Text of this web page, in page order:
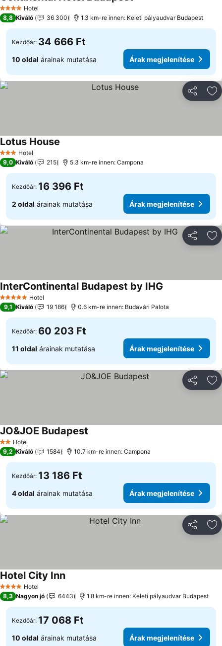
4 KategóriaHotel
8,8 Kiváló 36 300 1.3 km-re innen: Keleti pályaudvar Budapest
Kezdőár: 34 666 Ft
10 oldal árainak mutatása Árak megjelenítése
3 Kategória
Hotel
Lotus House
9,0 Kiváló 215 5.3 km-re innen: Campona
Kezdőár: 16 396 Ft
2 oldal árainak mutatása Árak megjelenítése
5 KategóriaHotel
InterContinental Budapest by IHG
9,1 Kiváló 19 186 0.6 km-re innen: Budavári Palota
Kezdőár: 60 203 Ft
11 oldal árainak mutatása Árak megjelenítése
2 Kategória
Hotel
JO&JOE Budapest
9,2 Kiváló 1584 10.7 km-re innen: Campona
Kezdőár: 13 186 Ft
4 oldal árainak mutatása Árak megjelenítése
4 KategóriaHotel
Hotel City InnÁrak megjelenítése
8,3 Nagyon jó 6443 1.8 km-re innen: Keleti pályaudvar Budapest
Kezdőár: 17 068 Ft
10 oldal árainak mutatása Árak megjelenítése